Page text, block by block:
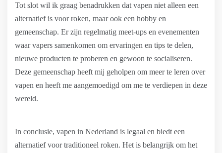
Tot slot wil ik graag benadrukken dat vapen niet alleen een
alternatief is voor roken, maar ook een hobby en
gemeenschap. Er zijn regelmatig meet-ups en evenementen
waar vapers samenkomen om ervaringen en tips te delen,
nieuwe producten te proberen en gewoon te socialiseren.
Deze gemeenschap heeft mij geholpen om meer te leren over
vapen en heeft me aangemoedigd om me te verdiepen in deze
wereld.
In conclusie, vapen in Nederland is legaal en biedt een
alternatief voor traditioneel roken. Het is belangrijk om het